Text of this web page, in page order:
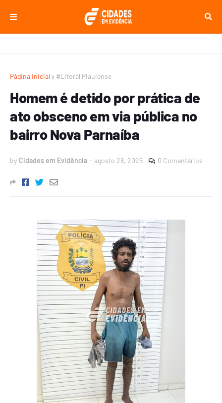
Página inicial #Litoral Piauiense
Homem é detido por prática de
ato obsceno em via pública no
bairro Nova Parnaíba
by Cidades em Evidência - agosto 28, 2025 0 Comentários